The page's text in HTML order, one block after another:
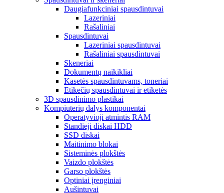
Daugiafunkciniai spausdintuvai
Lazeriniai
Rašaliniai
Spausdintuvai
Lazeriniai spausdintuvai
Rašaliniai spausdintuvai
Skeneriai
Dokumentų naikikliai
Kasetės spausdintuvams, toneriai
Etikečių spausdintuvai ir etiketės
3D spausdinimo plastikai
Kompiuterių dalys komponentai
Operatyvioji atmintis RAM
Standieji diskai HDD
SSD diskai
Maitinimo blokai
Sisteminės plokštės
Vaizdo plokštės
Garso plokštės
Optiniai įrenginiai
Aušintuvai